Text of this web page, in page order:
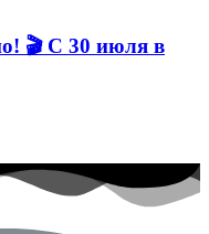
🎬 С 30 июля в